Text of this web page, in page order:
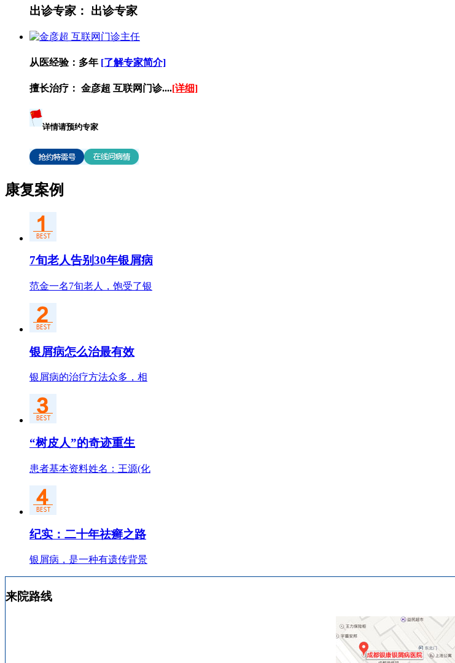
出诊专家： 出诊专家
从医经验： 多年 [了解专家简介]
擅长治疗： 金彦超 互联网门诊....[详细]
详情请预约专家
康复案例
7旬老人告别30年银屑病
范金一名7旬老人，饱受了银
银屑病怎么治最有效
银屑病的治疗方法众多，相
“树皮人”的奇迹重生
患者基本资料姓名：王源(化
纪实：二十年祛癣之路
银屑病，是一种有遗传背景
来院路线